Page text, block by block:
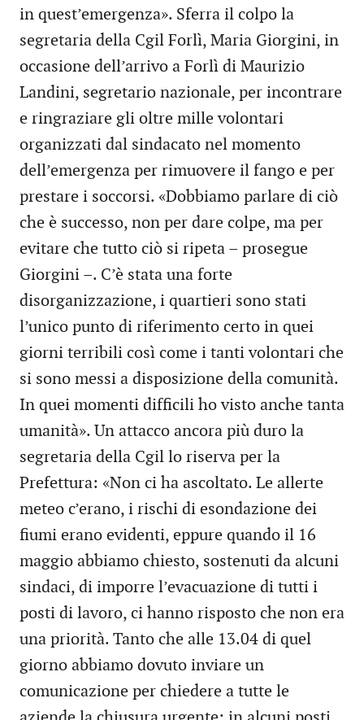
in quest’emergenza». Sferra il colpo la
segretaria della Cgil Forlì, Maria Giorgini, in
occasione dell’arrivo a Forlì di Maurizio
Landini, segretario nazionale, per incontrare
e ringraziare gli oltre mille volontari
organizzati dal sindacato nel momento
dell’emergenza per rimuovere il fango e per
prestare i soccorsi. «Dobbiamo parlare di ciò
che è successo, non per dare colpe, ma per
evitare che tutto ciò si ripeta – prosegue
Giorgini –. C’è stata una forte
disorganizzazione, i quartieri sono stati
l’unico punto di riferimento certo in quei
giorni terribili così come i tanti volontari che
si sono messi a disposizione della comunità.
In quei momenti difficili ho visto anche tanta
umanità». Un attacco ancora più duro la
segretaria della Cgil lo riserva per la
Prefettura: «Non ci ha ascoltato. Le allerte
meteo c’erano, i rischi di esondazione dei
fiumi erano evidenti, eppure quando il 16
maggio abbiamo chiesto, sostenuti da alcuni
sindaci, di imporre l’evacuazione di tutti i
posti di lavoro, ci hanno risposto che non era
una priorità. Tanto che alle 13.04 di quel
giorno abbiamo dovuto inviare un
comunicazione per chiedere a tutte le